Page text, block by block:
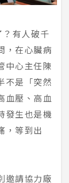
？有人破千
，在心臟病
中心主任陳
不是「突然
血壓、高血
發生也是機
，等到出
邀請協力廠